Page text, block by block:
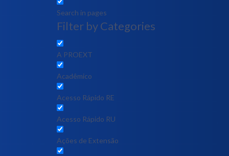
Search in pages
Filter by Categories
A PROEXT
Acadêmico
Acesso Rápido RE
Acesso Rápido RU
Ações de Extensão